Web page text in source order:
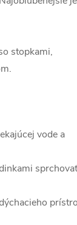
stopkami,
vode a
sprchovať